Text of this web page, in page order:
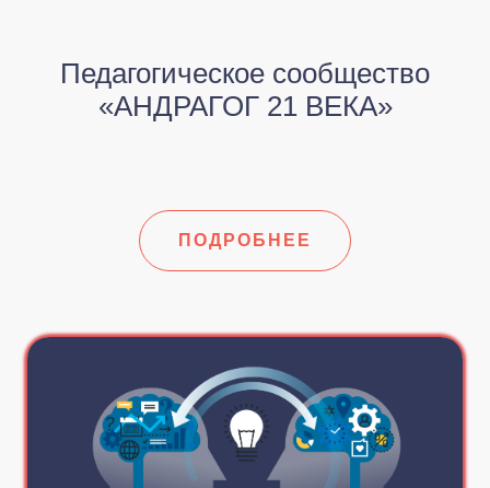
Педагогическое сообщество
«АНДРАГОГ 21 ВЕКА»
ПОДРОБНЕЕ